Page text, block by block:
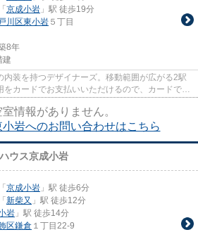
「 京成小岩 」駅 徒歩19分
川区東小岩 ５丁目
8年
建
内装を持つデザイナーズ。移動範囲が広がる2駅
カードでお支払いいただけるので、カードで決
情報がありません。
岩へのお問い合わせはこちら
ウス京成小岩
「 京成小岩 」駅 徒歩6分
「 新柴又 」駅 徒歩12分
岩 」駅 徒歩14分
区鎌倉 １丁目22-9